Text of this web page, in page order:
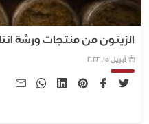
الزيتون من منتجات ورشة
أبريل 15, 2022